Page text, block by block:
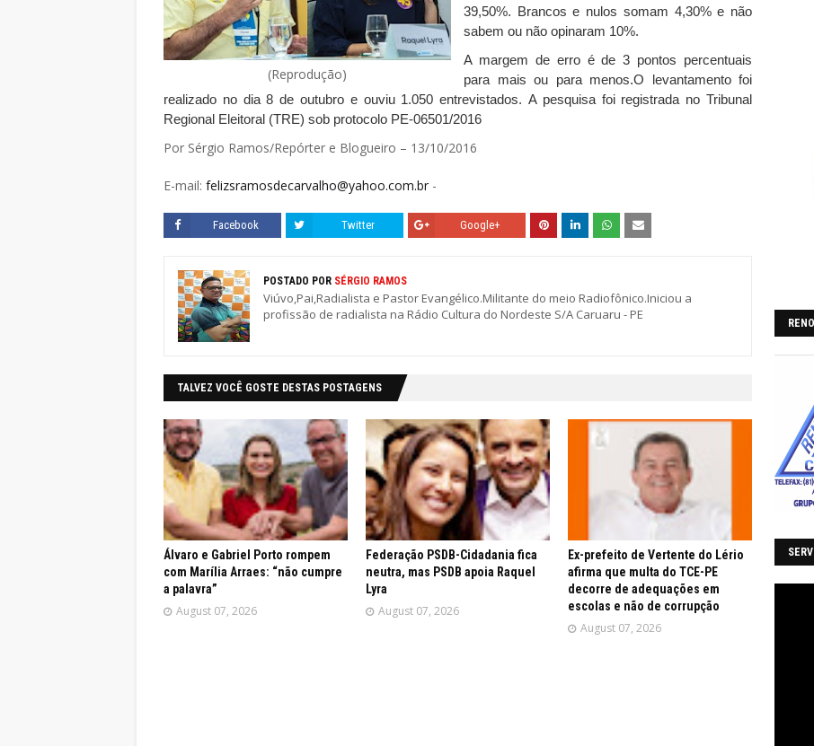
(Reprodução)
39,50%. Brancos e nulos somam 4,30% e não
sabem ou não opinaram 10%.
A margem de erro é de 3 pontos percentuais
para mais ou para menos.O levantamento foi
realizado no dia 8 de outubro e ouviu 1.050 entrevistados. A pesquisa foi registrada no Tribunal
Regional Eleitoral (TRE) sob protocolo PE-06501/2016
Por Sérgio Ramos/Repórter e Blogueiro – 13/10/2016
E-mail: felizsramosdecarvalho@yahoo.com.br -
Facebook Twitter Google+
POSTADO POR SÉRGIO RAMOS
Viúvo,Pai,Radialista e Pastor Evangélico.Militante do meio Radiofônico.Iniciou a
profissão de radialista na Rádio Cultura do Nordeste S/A Caruaru - PE
TALVEZ VOCÊ GOSTE DESTAS POSTAGENS
Álvaro e Gabriel Porto rompem
com Marília Arraes: “não cumpre
a palavra”
August 07, 2026
Federação PSDB-Cidadania fica
neutra, mas PSDB apoia Raquel
Lyra
August 07, 2026
Ex-prefeito de Vertente do Lério
afirma que multa do TCE-PE
decorre de adequações em
escolas e não de corrupção
August 07, 2026